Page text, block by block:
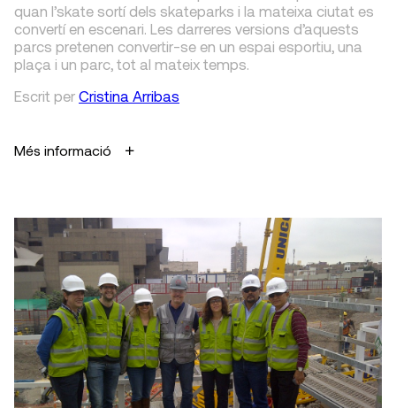
quan l’skate sortí dels skateparks i la mateixa ciutat es
convertí en escenari. Les darreres versions d’aquests
parcs pretenen convertir-se en un espai esportiu, una
plaça i un parc, tot al mateix temps.
Escrit per Cristina Arribas
Més informació